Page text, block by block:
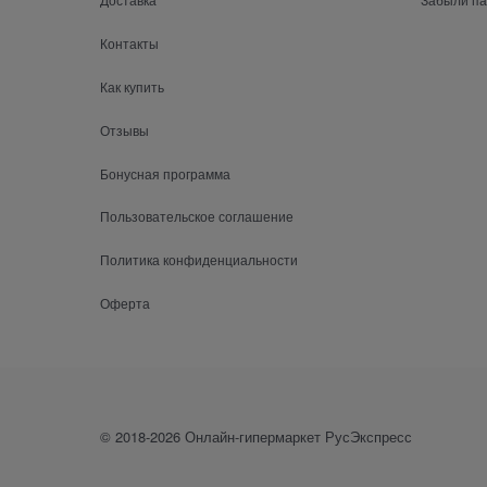
Контакты
Как купить
Отзывы
Бонусная программа
Пользовательское соглашение
Политика конфиденциальности
Оферта
© 2018-2026 Онлайн-гипермаркет РусЭкспресс